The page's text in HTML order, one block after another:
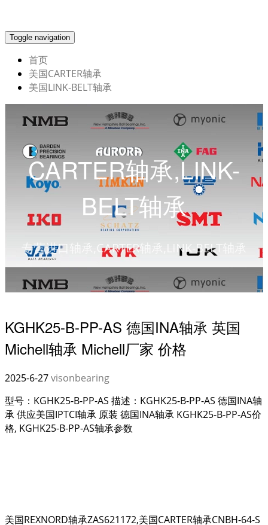
Toggle navigation
首页
美国CARTER轴承
美国LINK-BELT轴承
CARTER轴承,LINK-
BELT轴承
专营进口轴承,CARTER轴承,LINK-BELT轴承
KGHK25-B-PP-AS 德国INA轴承 英国
Michell轴承 Michell厂家 价格
2025-6-27visonbearing
型号：KGHK25-B-PP-AS 描述：KGHK25-B-PP-AS 德国INA轴
承 供应美国IPTCI轴承 原装 德国INA轴承 KGHK25-B-PP-AS价
格, KGHK25-B-PP-AS轴承参数
美国REXNORD轴承ZAS621172,美国CARTER轴承CNBH-64-S